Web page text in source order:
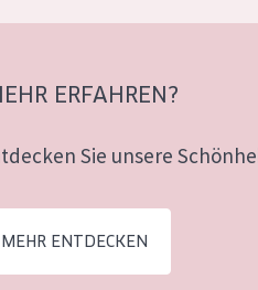
ERFAHREN?
Sie unsere
MEHR ENTDECKEN